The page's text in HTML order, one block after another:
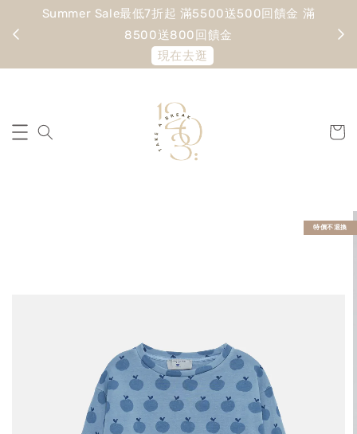
Summer Sale最低7折起 滿5500送500回饋金 滿
8500送800回饋金
現在去逛
特價不退換